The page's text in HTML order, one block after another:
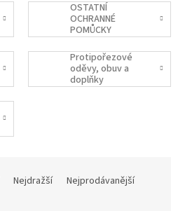
OSTATNÍ
OCHRANNÉ
POMŮCKY
Protipořezové
oděvy, obuv a
doplňky
Nejdražší
Nejprodávanější